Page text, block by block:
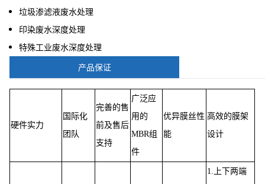
垃圾渗滤液废水处理
印染废水深度处理
特殊工业废水深度处理
产品保证
硬件实力
国际化
团队
完善的售
前及售后
支持
广泛应
用的
MBR组
件
优异膜丝性
能
高效的膜架
设计
1.上下两端